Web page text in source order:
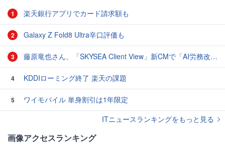
1 楽天銀行アプリでカード請求額も
2 Galaxy Z Fold8 Ultra辛口評価も
3 藤原竜也さん、「SKYSEA Client View」新CMで「AI労務改善」をアピール 働き方をAIが分析したら「すぐに休んで」と言われる？
4 KDDIローミング終了 楽天の課題
5
ワイモバイル 単身割引は1年限定
ITニュースランキングをもっと見る
画像アクセスランキング